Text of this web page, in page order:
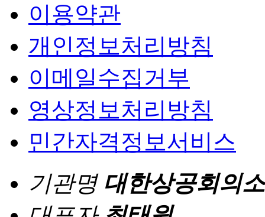
이용약관
개인정보처리방침
이메일수집거부
영상정보처리방침
민간자격정보서비스
기관명 대한상공회의소